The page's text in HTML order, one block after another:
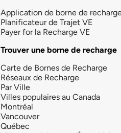
Application de borne de
Planificateur de Trajet VE
Payer for la Recharge VE
Trouver une borne de recharge
Carte de Bornes de Recharge
Réseaux de Recharge
Par Ville
Villes populaires au Canada
Montréal
Vancouver
Québec